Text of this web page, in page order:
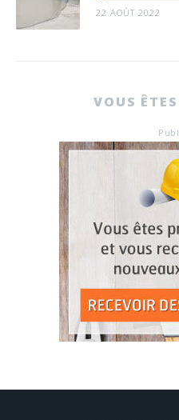
22 AOÛT 2022
VOUS